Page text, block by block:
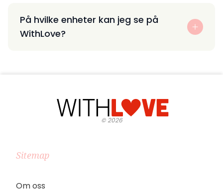
På hvilke enheter kan jeg se på
WithLove?
©2026
Sitemap
Om oss